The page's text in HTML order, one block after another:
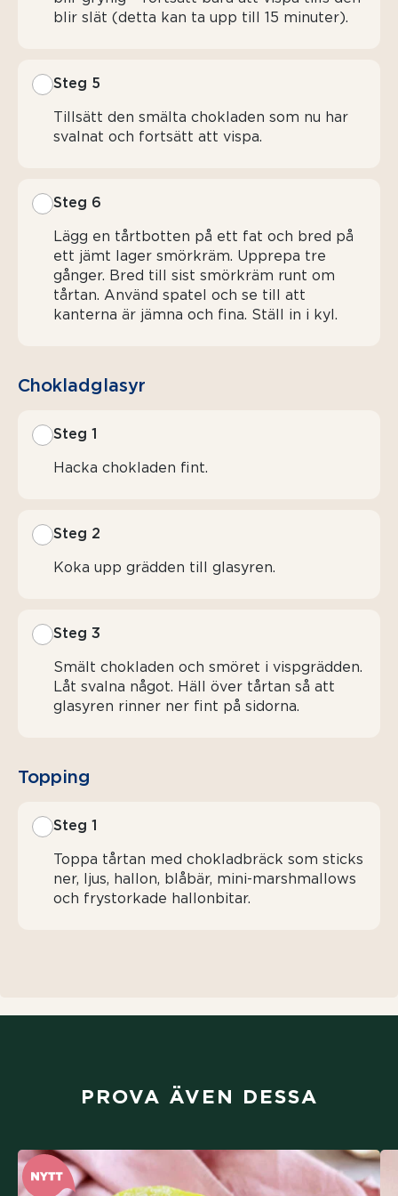
blir slät (detta kan ta upp till 15 minuter).
Steg 5
Tillsätt den smälta chokladen som nu har
svalnat och fortsätt att vispa.
Steg 6
Lägg en tårtbotten på ett fat och bred på
ett jämt lager smörkräm. Upprepa tre
gånger. Bred till sist smörkräm runt om
tårtan. Använd spatel och se till att
kanterna är jämna och fina. Ställ in i kyl.
Chokladglasyr
Steg 1
Hacka chokladen fint.
Steg 2
Koka upp grädden till glasyren.
Steg 3
Smält chokladen och smöret i vispgrädden.
Låt svalna något. Häll över tårtan så att
glasyren rinner ner fint på sidorna.
Topping
Steg 1
Toppa tårtan med chokladbräck som sticks
ner, ljus, hallon, blåbär, mini-marshmallows
och frystorkade hallonbitar.
PROVA ÄVEN DESSA